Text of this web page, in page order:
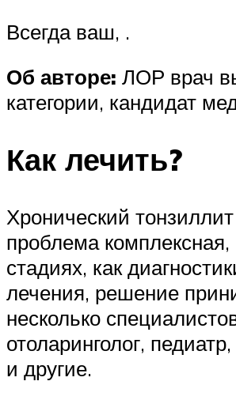
Всегда ваш, .
Об авторе: ЛОР врач
категории, кандидат
Как лечить?
Хронический
проблема комплексная,
стадиях, как
лечения, решение
несколько
отоларинголог,
и другие.